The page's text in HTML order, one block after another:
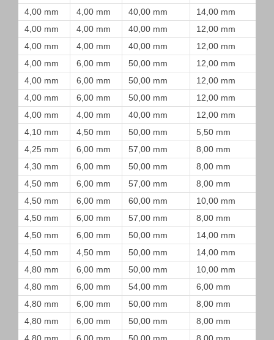
4,00 mm
4,00 mm 40,00 mm
14,00 mm
4,00 mm
4,00 mm 40,00 mm
12,00 mm
4,00 mm
4,00 mm 40,00 mm
12,00 mm
4,00 mm
6,00 mm 50,00 mm
12,00 mm
4,00 mm
6,00 mm 50,00 mm
12,00 mm
4,00 mm
6,00 mm 50,00 mm
12,00 mm
4,00 mm
4,00 mm 40,00 mm
12,00 mm
4,10 mm
4,50 mm 50,00 mm
5,50 mm
4,25 mm
6,00 mm 57,00 mm
8,00 mm
4,30 mm
6,00 mm 50,00 mm
8,00 mm
4,50 mm
6,00 mm 57,00 mm
8,00 mm
4,50 mm
6,00 mm 60,00 mm
10,00 mm
4,50 mm
6,00 mm 57,00 mm
8,00 mm
4,50 mm
6,00 mm 50,00 mm
14,00 mm
4,50 mm
4,50 mm 50,00 mm
14,00 mm
4,80 mm
6,00 mm 50,00 mm
10,00 mm
4,80 mm
6,00 mm 54,00 mm
6,00 mm
4,80 mm
6,00 mm 50,00 mm
8,00 mm
4,80 mm
6,00 mm 50,00 mm
8,00 mm